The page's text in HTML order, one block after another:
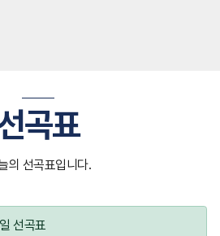
곡표
의 선곡표입니다.
선곡표